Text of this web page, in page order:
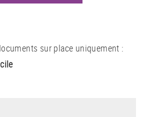
sur place uniquement :